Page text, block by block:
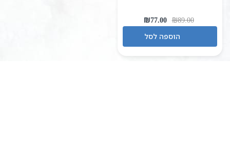
₪89.00
המחיר
המקורי
היה:
₪89.00.
₪77.00
הנוכחי
הוספה לסל